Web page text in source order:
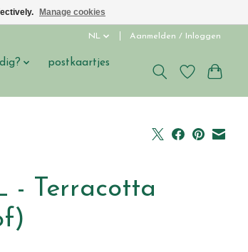
NL Aanmelden / Inloggen
postkaartjes
- Terracotta
Manage cookies